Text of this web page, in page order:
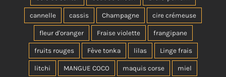
cannelle cassis Champagne cire crémeuse
fleur d'oranger Fraise violette frangipane
fruits rouges Fève tonka lilas Linge frais
litchi MANGUE COCO maquis corse miel